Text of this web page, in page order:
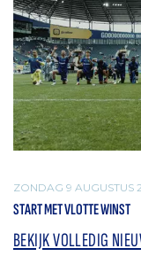
ZONDAG 9 AUGUSTUS
START MET VLOTTE WINST
BEKIJK VOLLEDIG